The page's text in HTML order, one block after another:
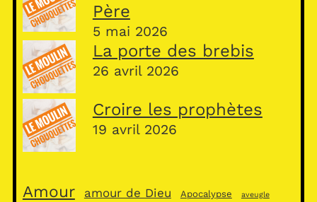
Père
5 mai 2026
La porte des brebis
26 avril 2026
Croire les prophètes
19 avril 2026
Amour amour de Dieu Apocalypse aveugle